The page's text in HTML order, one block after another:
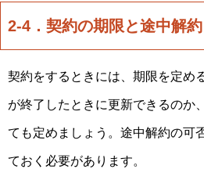
2-4．契約の期限と途中解約
契約をするときには、期限を定め
が終了したときに更新できるのか
ても定めましょう。途中解約の可
ておく必要があります。